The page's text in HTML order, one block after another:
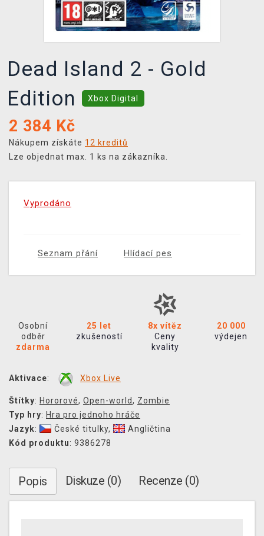
Dead Island 2 - Gold
Edition
Xbox Digital
2 384 Kč
Nákupem získáte 12 kreditů
Lze objednat max. 1 ks na zákazníka.
Vyprodáno
Seznam přání Hlídací pes
Osobní
odběr
zdarma
25 let
zkušeností
8x vítěz
Ceny
kvality
20 000
výdejen
Aktivace: Xbox Live
Štítky: Hororové, Open-world, Zombie
Typ hry: Hra pro jednoho hráče
Jazyk: České titulky,
Angličtina
Kód produktu: 9386278
Popis Diskuze (0) Recenze (0)